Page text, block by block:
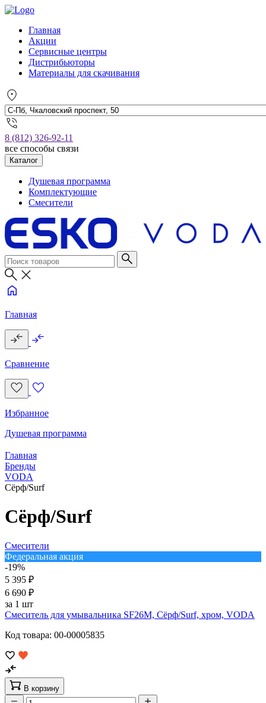
Главная
Акции
Сервисные центры
Дистрибьюторы
Материалы для скачивания
8 (812) 326-92-11
все способы связи
Каталог
Душевая программа
Комплектующие
Смесители
Главная
Сравнение
Избранное
Душевая программа
Главная
Бренды
VODA
Сёрф/Surf
Сёрф/Surf
Смесители
Федеральная акция
-19%
5 395 ₽
6 690 ₽
за 1 шт
Смеситель для умывальника SF26M, Сёрф/Surf, хром, VODA
Код товара: 00-00005835
В корзину